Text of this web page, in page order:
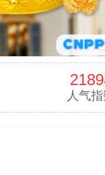
人气